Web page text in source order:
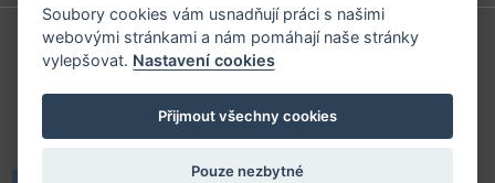
Příhlášení | Registrace
Kontaktní informace
Mapa stránek
Soubory cookies vám usnadňují práci s našimi
webovými stránkami a nám pomáhají naše stránky
vylepšovat. Nastavení cookies
Přijmout všechny cookies
Pouze nezbytné